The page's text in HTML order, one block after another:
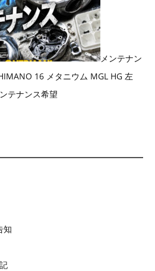
メンテナン
16 メタニウム MGL HG 左
テナンス希望
知